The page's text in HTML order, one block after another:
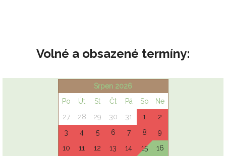
Volné a obsazené termíny: